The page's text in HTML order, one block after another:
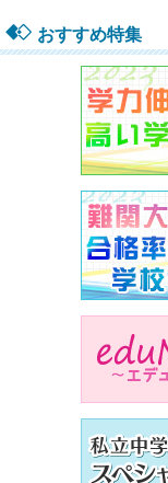
おすすめ特集